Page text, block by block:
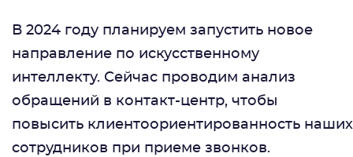
В 2024 году планируем запустить новое
направление по искусственному
интеллекту. Сейчас проводим анализ
обращений в контакт-центр, чтобы
повысить клиентоориентированность наших
сотрудников при приеме звонков.